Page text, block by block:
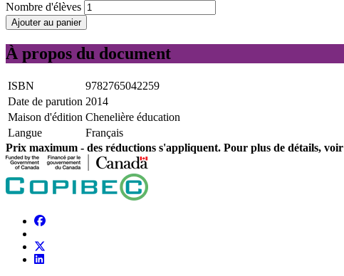
Nombre d'élèves
Ajouter au panier
À propos du document
ISBN
9782765042259
Date de parution 2014
Maison d'édition Chenelière éducation
Langue
Français
Prix ​​maximum - des réductions s'appliquent. Pour plus de détails, voir